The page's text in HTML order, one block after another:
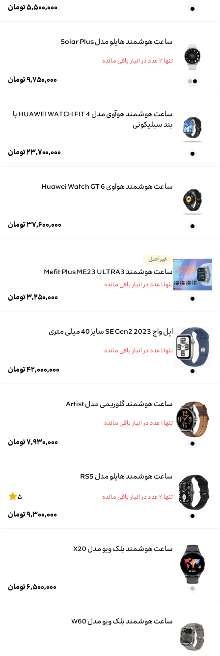
۵,۵۰۰,۰۰۰تومان
ساعت هوشمند هایلو مدل Solar Plus
تنها ۲ عدد در انبار باقی مانده
۹,۷۵۰,۰۰۰تومان
ساعت هوشمند هوآوی مدل HUAWEI WATCH FIT 4 با
بند سیلیکونی
۲۳,۷۰۰,۰۰۰تومان
ساعت هوشمند هواوی Huawei Watch GT 6
۳۷,۶۰۰,۰۰۰تومان
غیراصل
ساعت هوشمند Mefit Plus ME23 ULTRA3
تنها ۱ عدد در انبار باقی مانده
۳,۲۵۰,۰۰۰تومان
اپل واچ SE Gen2 2023 سایز 40 میلی متری
تنها ۱ عدد در انبار باقی مانده
۴۲,۰۰۰,۰۰۰تومان
ساعت هوشمند گلوریمی مدل Artist
تنها ۱ عدد در انبار باقی مانده
۷,۹۳۰,۰۰۰تومان
ساعت هوشمند هایلو مدل RS5
تنها ۲ عدد در انبار باقی مانده ۵
۹,۳۰۰,۰۰۰تومان
ساعت هوشمند بلک ویو مدل X20
۶,۵۰۰,۰۰۰تومان
ساعت هوشمند بلک ویو مدل W60